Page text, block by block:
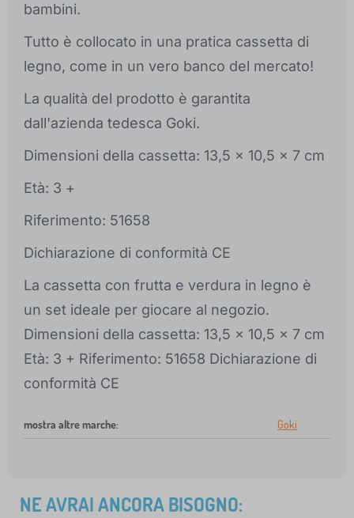
bambini.
Tutto è collocato in una pratica cassetta di
legno, come in un vero banco del mercato!
La qualità del prodotto è garantita
dall'azienda tedesca Goki.
Dimensioni della cassetta: 13,5 x 10,5 x 7 cm
Età: 3 +
Riferimento: 51658
Dichiarazione di conformità CE
La cassetta con frutta e verdura in legno è
un set ideale per giocare al negozio.
Dimensioni della cassetta: 13,5 x 10,5 x 7 cm
Età: 3 + Riferimento: 51658 Dichiarazione di
conformità CE
mostra altre marche: Goki
NE AVRAI ANCORA BISOGNO: